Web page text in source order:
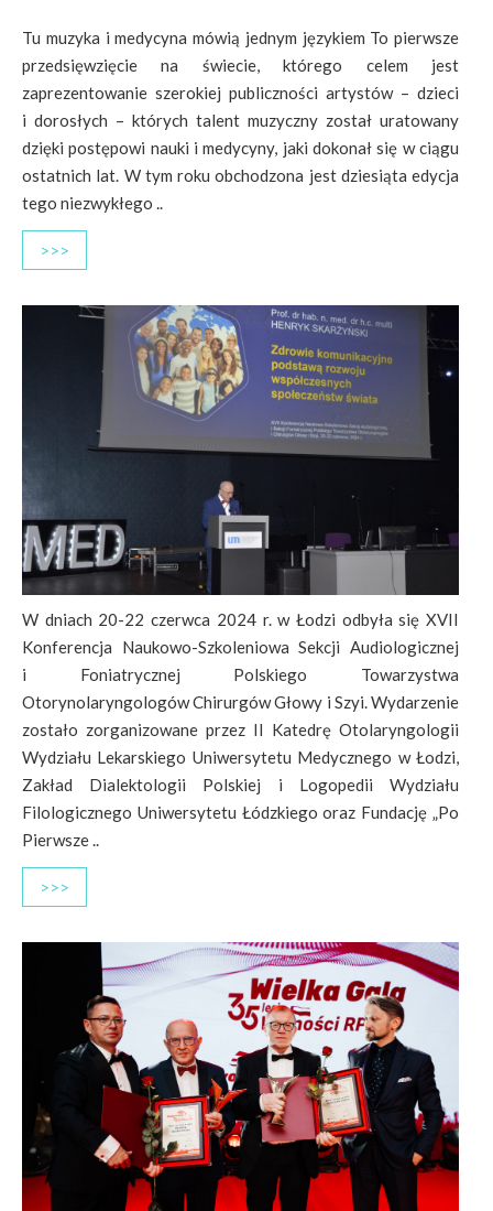
Tu muzyka i medycyna mówią jednym językiem To pierwsze
przedsięwzięcie na świecie, którego celem jest
zaprezentowanie szerokiej publiczności artystów – dzieci
i dorosłych – których talent muzyczny został uratowany
dzięki postępowi nauki i medycyny, jaki dokonał się w ciągu
ostatnich lat. W tym roku obchodzona jest dziesiąta edycja
tego niezwykłego ..
>>>
W dniach 20-22 czerwca 2024 r. w Łodzi odbyła się XVII
Konferencja Naukowo-Szkoleniowa Sekcji Audiologicznej
i Foniatrycznej Polskiego Towarzystwa
Otorynolaryngologów Chirurgów Głowy i Szyi. Wydarzenie
zostało zorganizowane przez II Katedrę Otolaryngologii
Wydziału Lekarskiego Uniwersytetu Medycznego w Łodzi,
Zakład Dialektologii Polskiej i Logopedii Wydziału
Filologicznego Uniwersytetu Łódzkiego oraz Fundację „Po
Pierwsze ..
>>>